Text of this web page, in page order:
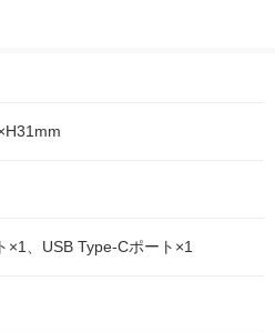
×1、USB Type-Cポート×1